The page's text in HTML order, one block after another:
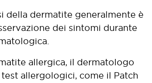
della dermatite generalmente è
dei sintomi durante
allergica, il dermatologo
allergologici, come il Patch